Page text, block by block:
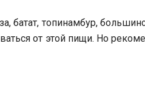
батат, топинамбур,
от этой пищи. Но